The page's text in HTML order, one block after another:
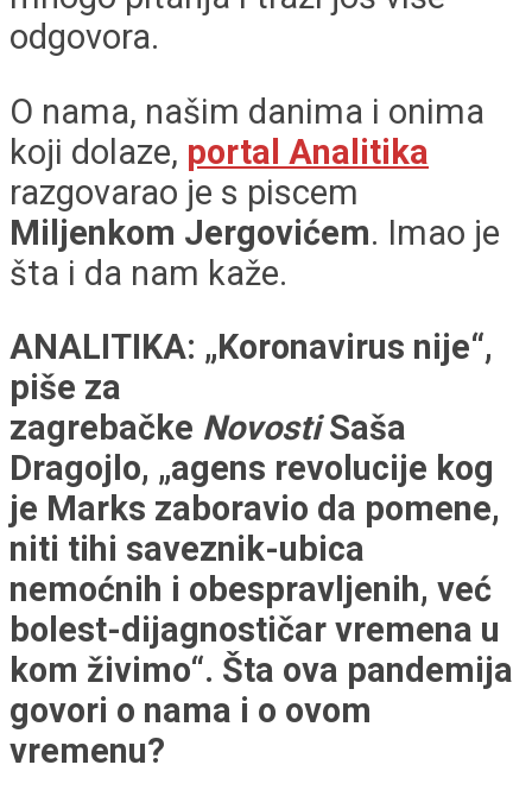
odgovora.
O nama, našim danima i onima
koji dolaze, portal Analitika
razgovarao je s piscem
Miljenkom Jergovićem. Imao je
šta i da nam kaže.
ANALITIKA: „Koronavirus nije“,
piše za
zagrebačke NovostiSaša
Dragojlo, „agens revolucije kog
je Marks zaboravio da pomene,
niti tihi saveznik-ubica
nemoćnih i obespravljenih, već
bolest-dijagnostičar vremena u
kom živimo“. Šta ova pandemija
govori o nama i o ovom
vremenu?